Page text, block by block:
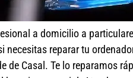
a domicilio a
necesitas reparar tu
de Casal. Te lo reparamos